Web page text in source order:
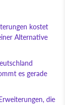
kostet
Alternative
es gerade
die